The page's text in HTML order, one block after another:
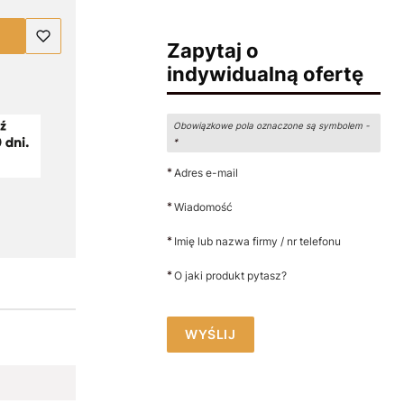
Zapytaj o
indywidualną ofertę
Obowiązkowe pola oznaczone są symbolem -
*
*Adres e-mail
*Wiadomość
* Imię lub nazwa firmy / nr telefonu
*O jaki produkt pytasz?
WYŚLIJ